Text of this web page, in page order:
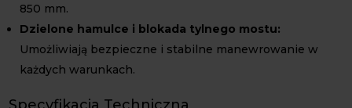
850 mm.
Dzielone hamulce i blokada tylnego mostu:
Umożliwiają bezpieczne i stabilne manewrowanie w
każdych warunkach.